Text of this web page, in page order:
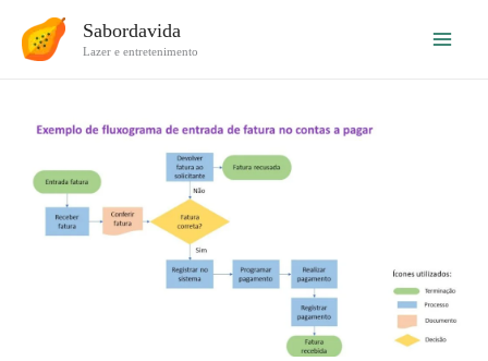
para
Sabordavida
Lazer e entretenimento